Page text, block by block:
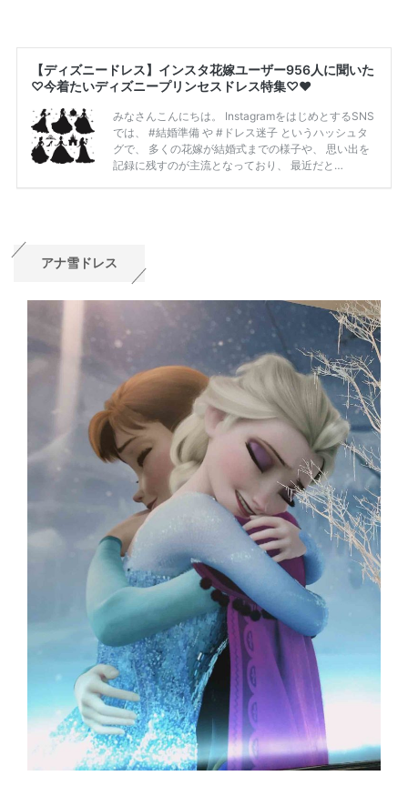
アナ雪ドレス